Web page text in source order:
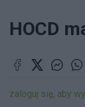
HOCD
zaloguj się, aby